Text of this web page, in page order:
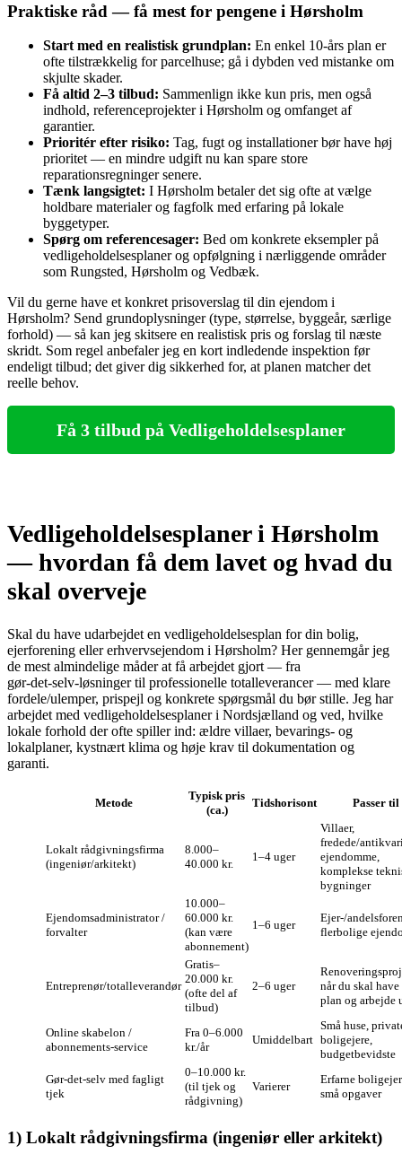
Praktiske råd — få mest for pengene i Hørsholm
Start med en realistisk grundplan: En enkel 10‑års plan er
ofte tilstrækkelig for parcelhuse; gå i dybden ved mistanke om
skjulte skader.
Få altid 2–3 tilbud: Sammenlign ikke kun pris, men også
indhold, referenceprojekter i Hørsholm og omfanget af
garantier.
Prioritér efter risiko: Tag, fugt og installationer bør have høj
prioritet — en mindre udgift nu kan spare store
reparationsregninger senere.
Tænk langsigtet: I Hørsholm betaler det sig ofte at vælge
holdbare materialer og fagfolk med erfaring på lokale
byggetyper.
Spørg om referencesager: Bed om konkrete eksempler på
vedligeholdelsesplaner og opfølgning i nærliggende områder
som Rungsted, Hørsholm og Vedbæk.
Vil du gerne have et konkret prisoverslag til din ejendom i
Hørsholm? Send grundoplysninger (type, størrelse, byggeår, særlige
forhold) — så kan jeg skitsere en realistisk pris og forslag til næste
skridt. Som regel anbefaler jeg en kort indledende inspektion før
endeligt tilbud; det giver dig sikkerhed for, at planen matcher det
reelle behov.
Få 3 tilbud på Vedligeholdelsesplaner
Vedligeholdelsesplaner i Hørsholm
— hvordan få dem lavet og hvad du
skal overveje
Skal du have udarbejdet en vedligeholdelsesplan for din bolig,
ejerforening eller erhvervsejendom i Hørsholm? Her gennemgår jeg
de mest almindelige måder at få arbejdet gjort — fra
gør‑det‑selv‑løsninger til professionelle totalleverancer — med klare
fordele/ulemper, prispejl og konkrete spørgsmål du bør stille. Jeg har
arbejdet med vedligeholdelsesplaner i Nordsjælland og ved, hvilke
lokale forhold der ofte spiller ind: ældre villaer, bevarings- og
lokalplaner, kystnært klima og høje krav til dokumentation og
garanti.
Metode
Typisk pris
(ca.)
Tidshorisont Passer til
Lokalt rådgivningsfirma
(ingeniør/arkitekt)
8.000–
40.000 kr.
1–4 uger
Villaer,
fredede/
ejendomme,
komplekse
bygninger
Ejendomsadministrator /
forvalter
10.000–
60.000 kr.
(kan være
abonnement)
1–6 uger
Ejer-/
flerbolige
Entreprenør/totalleverandør
Gratis–
20.000 kr.
(ofte del af
tilbud)
2–6 uger
når du skal have
plan og arbejde
Online skabelon /
abonnements‑service
Fra 0–6.000
kr./år
Umiddelbart
Små huse,
boligejere,
budgetbevidste
Gør‑det‑selv med fagligt
tjek
0–10.000 kr.
(til tjek og
rådgivning)
Varierer
Erfarne
små opgaver
1) Lokalt rådgivningsfirma (ingeniør eller arkitekt)